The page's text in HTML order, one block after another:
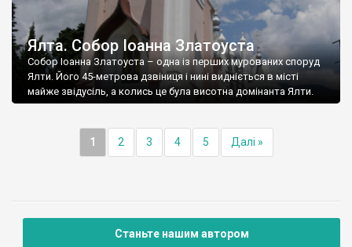
Ялта. Собор Іоанна Златоуста
Собор Іоанна Златоуста – одна із перших мурованих споруд
Ялти. Його 45-метрова дзвіниця і нині видніється в місті
майже звідусіль, а колись це була висотна домінанта Ялти.
1 2 3 4 5 Далі »
Станьте нашим автором